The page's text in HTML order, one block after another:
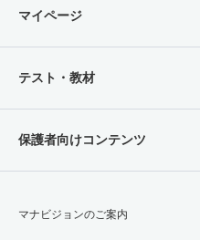
マイページ
テスト・教材
保護者向けコンテンツ
マナビジョンのご案内